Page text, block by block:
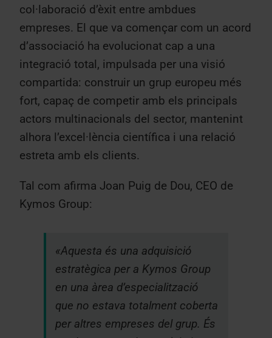
col·laboració d’èxit entre ambdues
empreses. El que va començar com un acord
d’associació ha evolucionat cap a una
integració total, impulsada per una visió
compartida: construir un grup europeu més
fort, capaç de competir amb els principals
actors multinacionals del sector, mantenint
alhora l’excel·lència científica i una relació
estreta amb els clients.
Tal com afirma Joan Puig de Dou, CEO de
Kymos Group:
«Aquesta és una adquisició
estratègica per a Kymos Group
en una àrea d’especialització
que no estava totalment coberta
per altres empreses del grup. És